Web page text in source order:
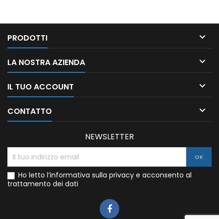
PRODOTTI 
LA NOSTRA AZIENDA 
IL TUO ACCOUNT 
CONTATTO 
NEWSLETTER
Ho letto l’informativa sulla privacy e acconsento al
trattamento dei dati